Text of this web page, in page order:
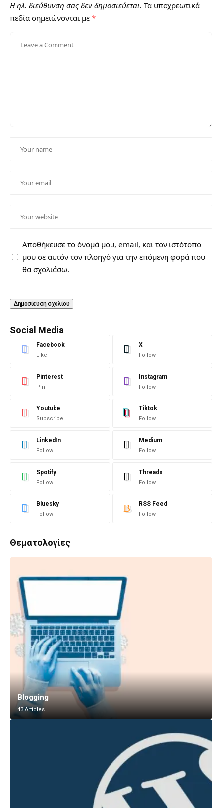
Η ηλ. διεύθυνση σας δεν δημοσιεύεται. Τα υποχρεωτικά
πεδία σημειώνονται με *
Αποθήκευσε το όνομά μου, email, και τον ιστότοπο
μου σε αυτόν τον πλοηγό για την επόμενη φορά που
θα σχολιάσω.
Social Media
Facebook
Like
X
Follow
Pinterest
Pin
Instagram
Follow
Youtube
Subscribe
Tiktok
Follow
LinkedIn
Follow
Medium
Follow
Spotify
Follow
Threads
Follow
Bluesky
Follow
RSS Feed
Follow
Θεματολογίες
Blogging
43 Articles